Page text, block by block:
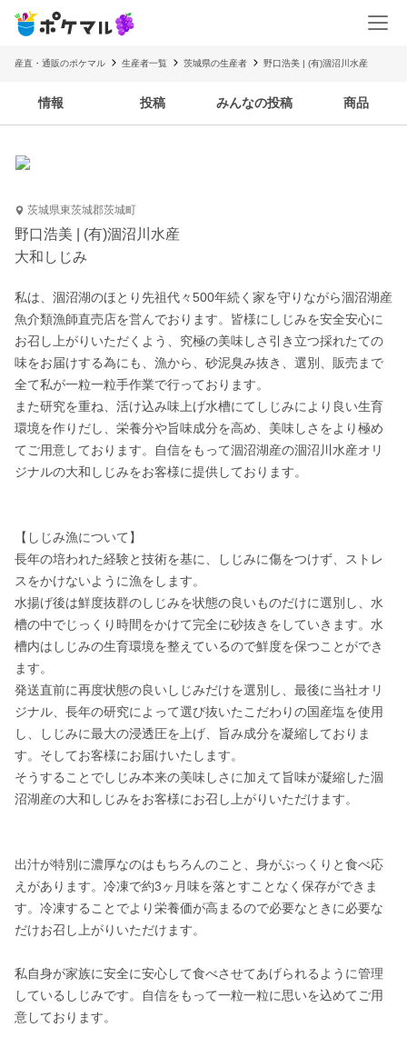
産直・通販のポケマル 生産者一覧 茨城県の生産者 野口浩美 | (有)涸沼川水産
情報 投稿 みんなの投稿 商品
茨城県東茨城郡茨城町
野口浩美 | (有)涸沼川水産
大和しじみ
私は、涸沼湖のほとり先祖代々500年続く家を守りながら涸沼湖産
魚介類漁師直売店を営んでおります。皆様にしじみを安全安心に
お召し上がりいただくよう、究極の美味しさ引き立つ採れたての
味をお届けする為にも、漁から、砂泥臭み抜き、選別、販売まで
全て私が一粒一粒手作業で行っております。
また研究を重ね、活け込み味上げ水槽にてしじみにより良い生育
環境を作りだし、栄養分や旨味成分を高め、美味しさをより極め
てご用意しております。自信をもって涸沼湖産の涸沼川水産オリ
ジナルの大和しじみをお客様に提供しております。
【しじみ漁について】
長年の培われた経験と技術を基に、しじみに傷をつけず、ストレ
スをかけないように漁をします。
水揚げ後は鮮度抜群のしじみを状態の良いものだけに選別し、水
槽の中でじっくり時間をかけて完全に砂抜きをしていきます。水
槽内はしじみの生育環境を整えているので鮮度を保つことができ
ます。
発送直前に再度状態の良いしじみだけを選別し、最後に当社オリ
ジナル、長年の研究によって選び抜いたこだわりの国産塩を使用
し、しじみに最大の浸透圧を上げ、旨み成分を凝縮しておりま
す。そしてお客様にお届けいたします。
そうすることでしじみ本来の美味しさに加えて旨味が凝縮した涸
沼湖産の大和しじみをお客様にお召し上がりいただけます。
出汁が特別に濃厚なのはもちろんのこと、身がぷっくりと食べ応
えがあります。冷凍で約3ヶ月味を落とすことなく保存ができま
す。冷凍することでより栄養価が高まるので必要なときに必要な
だけお召し上がりいただけます。
私自身が家族に安全に安心して食べさせてあげられるように管理
しているしじみです。自信をもって一粒一粒に思いを込めてご用
意しております。